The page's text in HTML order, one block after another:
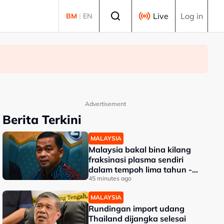
BM | EN Live Log in
Advertisement
Berita Terkini
MALAYSIA
Malaysia bakal bina kilang
fraksinasi plasma sendiri
dalam tempoh lima tahun -
KKM
45 minutes ago
MALAYSIA
Rundingan import udang
Thailand dijangka selesai